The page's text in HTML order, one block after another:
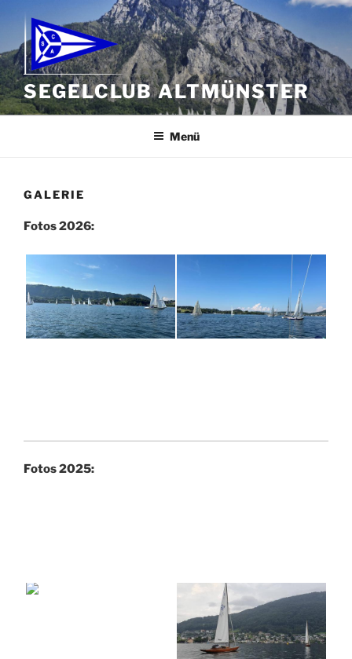
Inhalt
springen
SEGELCLUB ALTMÜNSTER
Menü
GALERIE
Fotos 2026:
Fotos 2025: